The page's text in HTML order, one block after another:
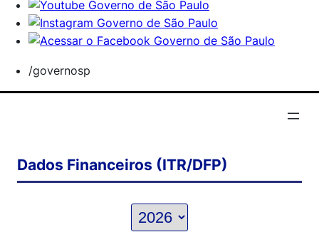
/governosp
Dados Financeiros (ITR/DFP)